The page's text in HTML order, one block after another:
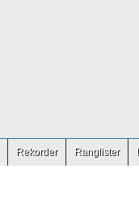
Rekorder Ranglister